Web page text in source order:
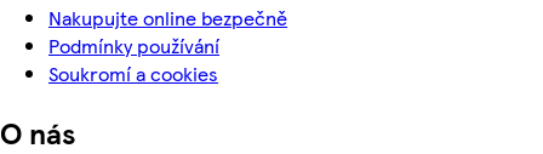
Nakupujte online bezpečně
Podmínky používání
Soukromí a cookies
O nás